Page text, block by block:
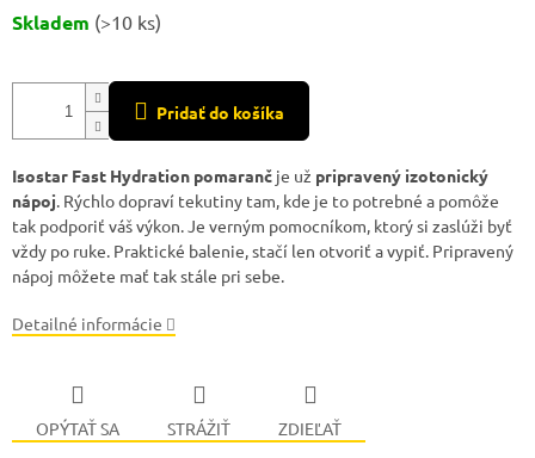
Skladem (>10 ks)
Pridať do košíka
Isostar Fast Hydration pomaranč je už pripravený izotonický
nápoj. Rýchlo dopraví tekutiny tam, kde je to potrebné a pomôže
tak podporiť váš výkon. Je verným pomocníkom, ktorý si zaslúži byť
vždy po ruke. Praktické balenie, stačí len otvoriť a vypiť. Pripravený
nápoj môžete mať tak stále pri sebe.
Detailné informácie
OPÝTAŤ SA STRÁŽIŤ ZDIEĽAŤ